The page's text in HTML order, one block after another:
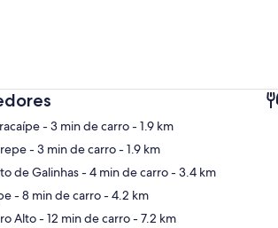
- 3 min de carro- 1.9 km
- 3 min de carro- 1.9 km
de Galinhas- 4 min de carro- 3.4 km
- 8 min de carro- 4.2 km
Alto- 12 min de carro- 7.2 km